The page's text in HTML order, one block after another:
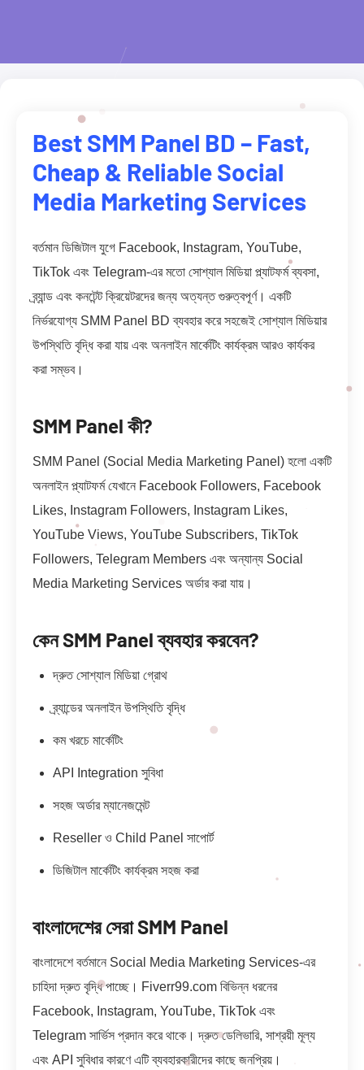
Best SMM Panel BD – Fast,
Cheap & Reliable Social
Media Marketing Services
বর্তমান ডিজিটাল যুগে Facebook, Instagram, YouTube,
TikTok এবং Telegram-এর মতো সোশ্যাল মিডিয়া প্ল্যাটফর্ম ব্যবসা,
ব্র্যান্ড এবং কনটেন্ট ক্রিয়েটরদের জন্য অত্যন্ত গুরুত্বপূর্ণ। একটি
নির্ভরযোগ্য SMM Panel BD ব্যবহার করে সহজেই সোশ্যাল মিডিয়ার
উপস্থিতি বৃদ্ধি করা যায় এবং অনলাইন মার্কেটিং কার্যক্রম আরও কার্যকর
করা সম্ভব।
SMM Panel কী?
SMM Panel (Social Media Marketing Panel) হলো একটি
অনলাইন প্ল্যাটফর্ম যেখানে Facebook Followers, Facebook
Likes, Instagram Followers, Instagram Likes,
YouTube Views, YouTube Subscribers, TikTok
Followers, Telegram Members এবং অন্যান্য Social
Media Marketing Services অর্ডার করা যায়।
কেন SMM Panel ব্যবহার করবেন?
দ্রুত সোশ্যাল মিডিয়া গ্রোথ
ব্র্যান্ডের অনলাইন উপস্থিতি বৃদ্ধি
কম খরচে মার্কেটিং
API Integration সুবিধা
সহজ অর্ডার ম্যানেজমেন্ট
Reseller ও Child Panel সাপোর্ট
ডিজিটাল মার্কেটিং কার্যক্রম সহজ করা
বাংলাদেশের সেরা SMM Panel
বাংলাদেশে বর্তমানে Social Media Marketing Services-এর
চাহিদা দ্রুত বৃদ্ধি পাচ্ছে। Fiverr99.com বিভিন্ন ধরনের
Facebook, Instagram, YouTube, TikTok এবং
Telegram সার্ভিস প্রদান করে থাকে। দ্রুত ডেলিভারি, সাশ্রয়ী মূল্য
এবং API সুবিধার কারণে এটি ব্যবহারকারীদের কাছে জনপ্রিয়।